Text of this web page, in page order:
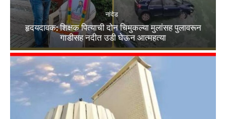
नांदेड
हृदयदावक: शिक्षक पित्याची दोन चिमुकल्या मुलांसह पुलावरून
गाडीसह नदीत उडी घेऊन आत्महत्या